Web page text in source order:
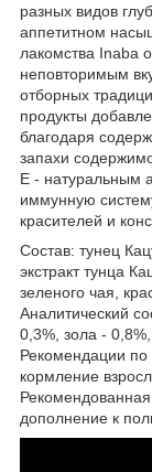
разных видов
аппетитном
лакомства Inaba
неповторимым
отборных
продукты
благодаря
запахи
Е - натуральным
иммунную
красителей и
Состав: тунец
экстракт тунца
зеленого чая,
Аналитический
0,3%, зола -
Рекомендации по
кормление
дополнение к